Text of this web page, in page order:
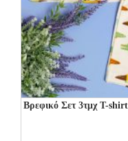
Βρεφικό Σετ 3τμχ T-